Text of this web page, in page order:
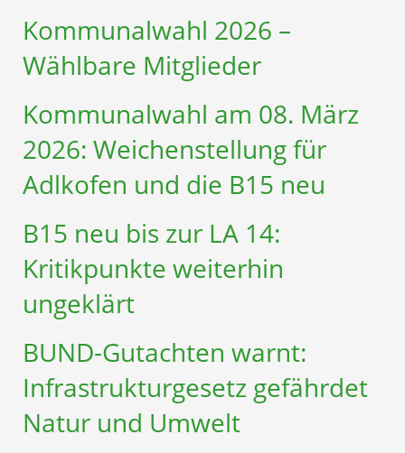
Kommunalwahl 2026 –
Wählbare Mitglieder
Kommunalwahl am 08. März
2026: Weichenstellung für
Adlkofen und die B15 neu
B15 neu bis zur LA 14:
Kritikpunkte weiterhin
ungeklärt
BUND-Gutachten warnt:
Infrastruktur­gesetz gefährdet
Natur und Umwelt